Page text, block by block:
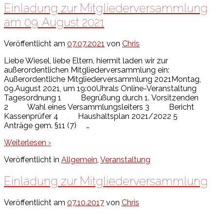
Einladung zur Mitgliederversammlung
am 09. August 2021
Veröffentlicht am 07.07.2021 von Chris
Liebe Wiesel, liebe Eltern, hiermit laden wir zur
außerordentlichen Mitgliederversammlung ein:
Außerordentliche Mitgliederversammlung 2021Montag,
09.August 2021, um 19:00Uhrals Online-Veranstaltung
Tagesordnung 1 Begrüßung durch 1. Vorsitzenden
2 Wahl eines Versammlungsleiters 3 Bericht
Kassenprüfer 4 Haushaltsplan 2021/2022 5
Anträge gem. §11 (7) …
Weiterlesen ›
Veröffentlicht in Allgemein, Veranstaltung
Einladung zur Mitgliederversammlung
Veröffentlicht am 07.10.2017 von Chris